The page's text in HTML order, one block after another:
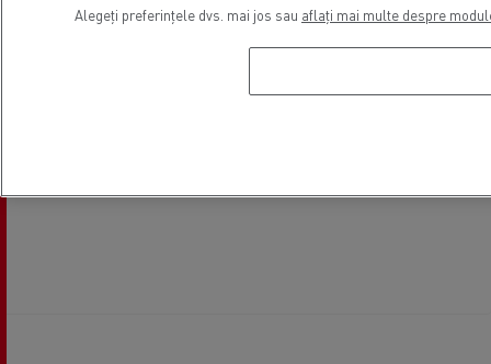
Alegeți preferințele dvs. mai jos sau aflați mai multe despre